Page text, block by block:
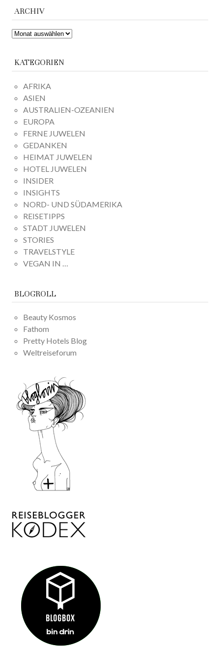
ARCHIV
ARCHIV
KATEGORIEN
AFRIKA
ASIEN
AUSTRALIEN-OZEANIEN
EUROPA
FERNE JUWELEN
GEDANKEN
HEIMAT JUWELEN
HOTEL JUWELEN
INSIDER
INSIGHTS
NORD- UND SÜDAMERIKA
REISETIPPS
STADT JUWELEN
STORIES
TRAVELSTYLE
VEGAN IN …
BLOGROLL
Beauty Kosmos
Fathom
Pretty Hotels Blog
Weltreiseforum